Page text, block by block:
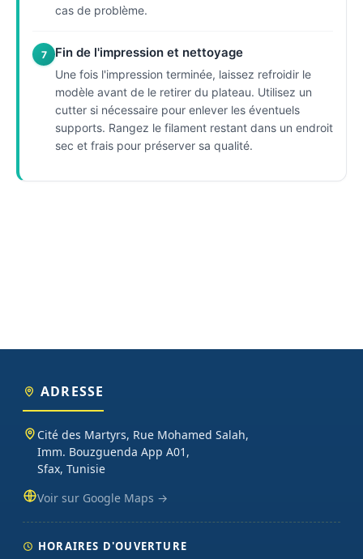
cas de problème.
7 Fin de l'impression et nettoyage
Une fois l'impression terminée, laissez refroidir le
modèle avant de le retirer du plateau. Utilisez un
cutter si nécessaire pour enlever les éventuels
supports. Rangez le filament restant dans un endroit
sec et frais pour préserver sa qualité.
ADRESSE
Cité des Martyrs, Rue Mohamed Salah,
Imm. Bouzguenda App A01,
Sfax, Tunisie
Voir sur Google Maps →
HORAIRES D'OUVERTURE